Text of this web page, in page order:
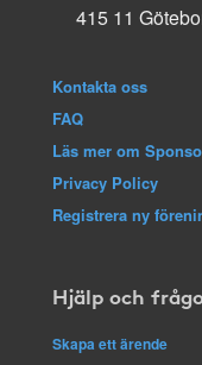
415 11
Kontakta oss
FAQ
Läs mer om
Privacy Policy
Registrera ny
Hjälp och
Skapa ett ärende